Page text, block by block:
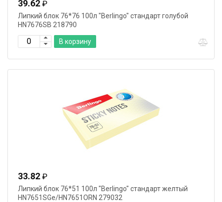
39.62 ₽
Липкий блок 76*76 100л "Berlingo" стандарт голубой
HN7676SB 218790
В корзину
33.82 ₽
Липкий блок 76*51 100л "Berlingo" стандарт желтый
HN7651SGe/HN7651ORN 279032